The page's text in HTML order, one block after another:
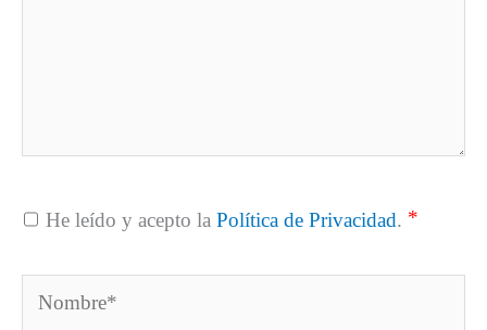
He leído y acepto la Política de Privacidad. *
Nombre*